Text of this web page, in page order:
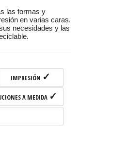
las formas y
en varias caras.
necesidades y las
IMPRESIÓN ✓
A MEDIDA ✓